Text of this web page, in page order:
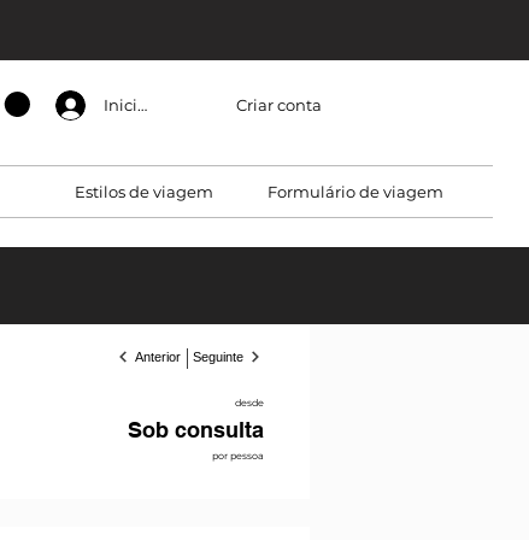
Iniciar sessão Criar conta
Estilos de viagem Formulário de viagem
Seguinte
Anterior
desde
Sob consulta
por pessoa